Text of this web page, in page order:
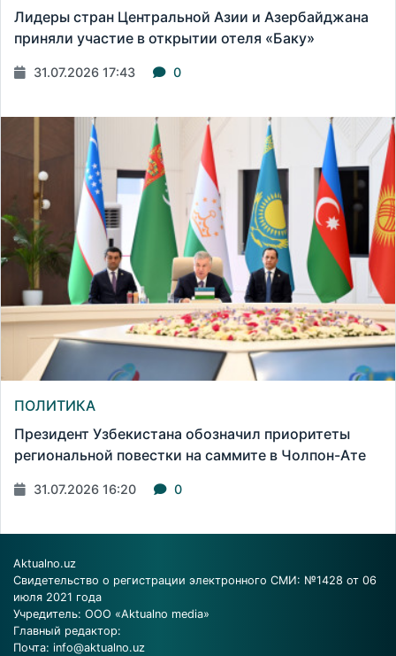
Лидеры стран Центральной Азии и Азербайджана
приняли участие в открытии отеля «Баку»
31.07.2026 17:43 0
ПОЛИТИКА
Президент Узбекистана обозначил приоритеты
региональной повестки на саммите в Чолпон-Ате
31.07.2026 16:20 0
Aktualno.uz
Свидетельство о регистрации электронного СМИ: №1428 от 06
июля 2021 года
Учредитель: ООО «Aktualno media»
Главный редактор:
Почта: info@aktualno.uz